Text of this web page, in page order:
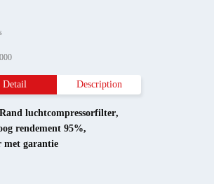
Detail Description
luchtcompressorfilter,
rendement 95%,
met garantie